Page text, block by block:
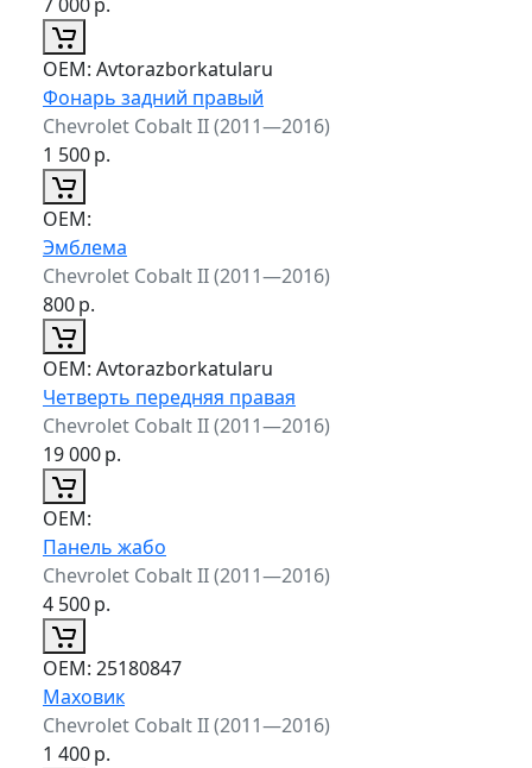
ОЕМ: Avtorazborkatularu
Фонарь задний правый
Chevrolet Cobalt II (2011—2016)
1 500р.
ОЕМ:
Эмблема
Chevrolet Cobalt II (2011—2016)
800р.
ОЕМ: Avtorazborkatularu
Четверть передняя правая
Chevrolet Cobalt II (2011—2016)
19 000р.
ОЕМ:
Панель жабо
Chevrolet Cobalt II (2011—2016)
4 500р.
ОЕМ: 25180847
Маховик
Chevrolet Cobalt II (2011—2016)
1 400р.